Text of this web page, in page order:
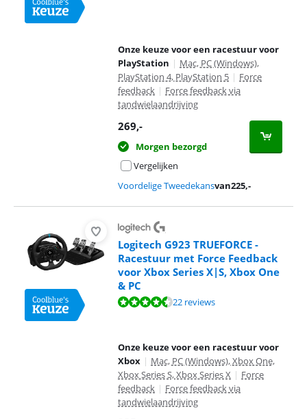
Onze keuze voor een racestuur voor
PlayStation | Mac, PC (Windows),
PlayStation 4, PlayStation 5 | Force
feedback | Force feedback via
tandwielaandrijving
269,-
Morgen bezorgd
Vergelijken
Voordelige Tweedekansvan225,-
Logitech G923 TRUEFORCE -
Racestuur met Force Feedback
voor Xbox Series X|S, Xbox One
& PC
Beoordeling is 8,7 van de 10, gebaseerd op 22 reviews.
22 reviews
Onze keuze voor een racestuur voor
Xbox | Mac, PC (Windows), Xbox One,
Xbox Series S, Xbox Series X | Force
feedback | Force feedback via
tandwielaandrijving